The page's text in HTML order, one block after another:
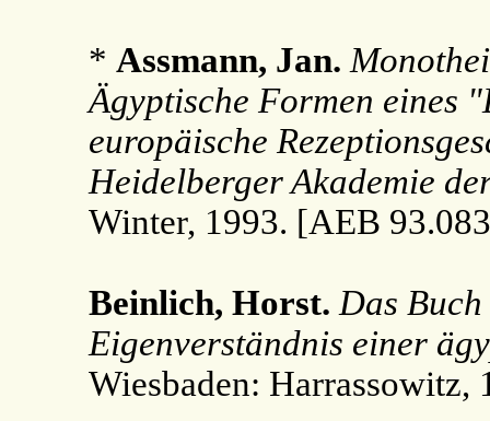
* Assmann, Jan.
Ägyptische Formen eines
europäische
Heidelberger Akademie
Winter, 1993. [AEB
Beinlich, Horst. Das
Eigenverständnis einer
Wiesbaden: